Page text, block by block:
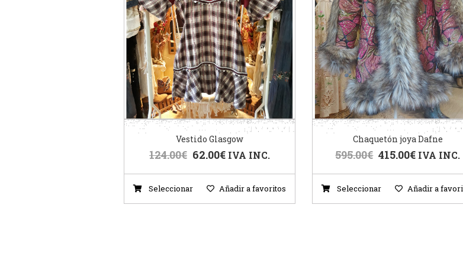
Vestido Glasgow
124.00€ 62.00€ IVA INC.
Seleccionar Añadir a favoritos
Chaquetón joya Dafne
595.00€ 415.00€ IVA INC.
Seleccionar Añadir a